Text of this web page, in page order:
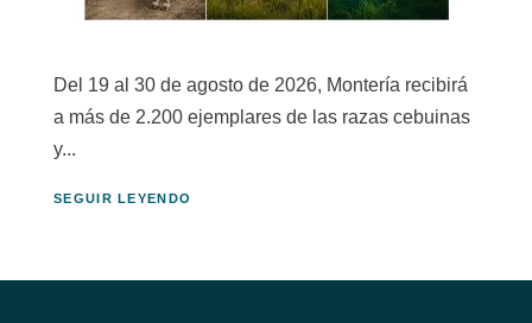
Del 19 al 30 de agosto de 2026, Montería recibirá
a más de 2.200 ejemplares de las razas cebuinas
y...
SEGUIR LEYENDO